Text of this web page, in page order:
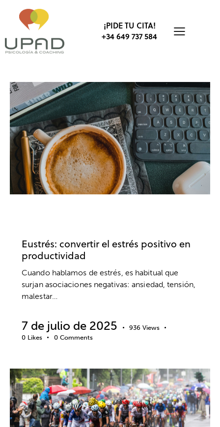
¡PIDE TU CITA!
+34 649 737 584
Eustrés: convertir el estrés positivo en
productividad
Cuando hablamos de estrés, es habitual que
surjan asociaciones negativas: ansiedad, tensión,
malestar…
7 de julio de 2025 936 Views
0 Likes 0 Comments